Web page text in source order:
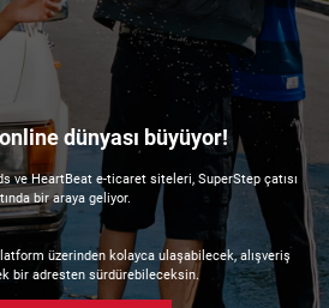
dünyası büyüyor!
ve HeartBeat e-ticaret siteleri, SuperStep çatısı
bir araya geliyor.
üzerinden kolayca ulaşabilecek, alışveriş
bir adresten sürdürebileceksin.